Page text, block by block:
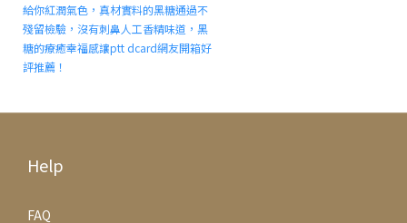
給你紅潤氣色，真材實料的黑糖通過不
殘留檢驗，沒有刺鼻人工香精味道，黑
糖的療癒幸福感讓ptt dcard網友開箱好
評推薦！
Help
FAQ